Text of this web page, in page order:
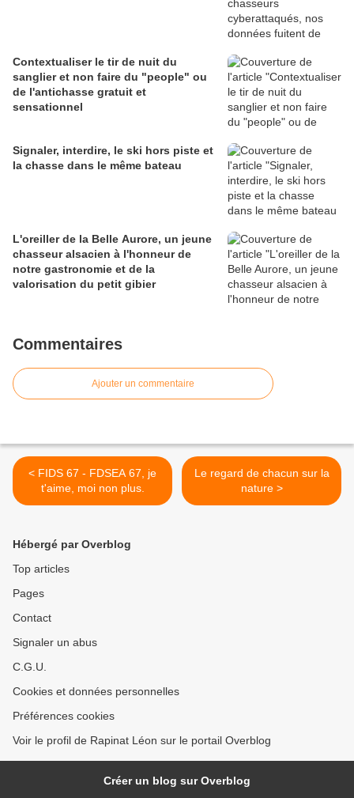
Contextualiser le tir de nuit du
sanglier et non faire du "people" ou
de l'antichasse gratuit et
sensationnel
Signaler, interdire, le ski hors piste et
la chasse dans le même bateau
L'oreiller de la Belle Aurore, un jeune
chasseur alsacien à l'honneur de
notre gastronomie et de la
valorisation du petit gibier
Commentaires
Ajouter un commentaire
< FIDS 67 - FDSEA 67, je
t'aime, moi non plus.
Le regard de chacun sur la
nature >
Hébergé par Overblog
Top articles
Pages
Contact
Signaler un abus
C.G.U.
Cookies et données personnelles
Préférences cookies
Voir le profil de Rapinat Léon sur le portail Overblog
Créer un blog sur Overblog